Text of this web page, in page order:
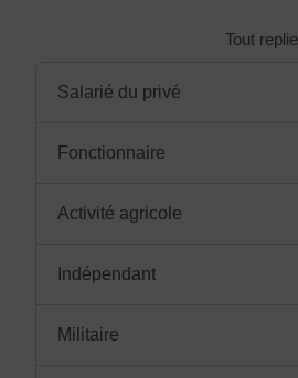
Tout
Salarié du privé
Fonctionnaire
Activité agricole
Indépendant
Militaire